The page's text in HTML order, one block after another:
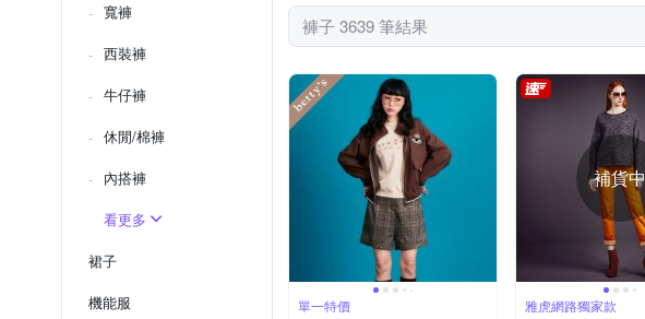
寬褲
西裝褲
牛仔褲
休閒/棉褲
內搭褲
看更多
裙子
機能服
褲子 3639 筆結果
單一特價
補貨中
雅虎網路獨家款